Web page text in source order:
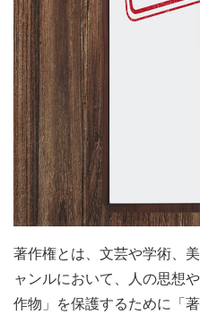
著作権とは、文芸や学術、
ャンルにおいて、人の思想
作物」を保護するために「